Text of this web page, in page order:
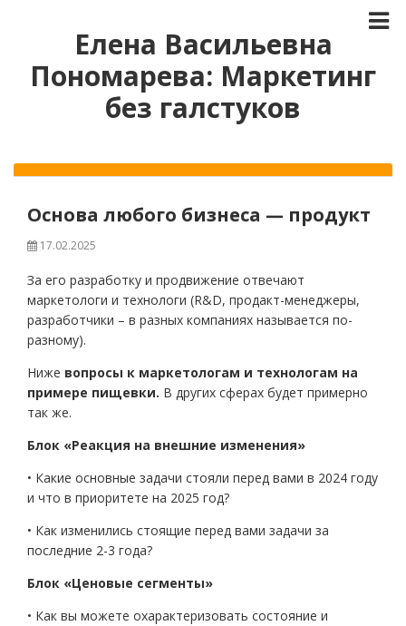
Елена Васильевна
Пономарева: Маркетинг
без галстуков
Основа любого бизнеса — продукт
17.02.2025
За его разработку и продвижение отвечают
маркетологи и технологи (R&D, продакт-менеджеры,
разработчики – в разных компаниях называется по-
разному).
Ниже вопросы к маркетологам и технологам на
примере пищевки. В других сферах будет примерно
так же.
Блок «Реакция на внешние изменения»
• Какие основные задачи стояли перед вами в 2024 году
и что в приоритете на 2025 год?
• Как изменились стоящие перед вами задачи за
последние 2-3 года?
Блок «Ценовые сегменты»
• Как вы можете охарактеризовать состояние и